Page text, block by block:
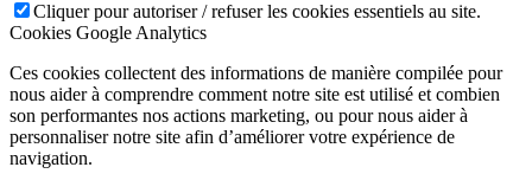
Cliquer pour autoriser / refuser les cookies essentiels au site.
Cookies Google Analytics
Ces cookies collectent des informations de manière compilée pour
nous aider à comprendre comment notre site est utilisé et combien
son performantes nos actions marketing, ou pour nous aider à
personnaliser notre site afin d’améliorer votre expérience de
navigation.